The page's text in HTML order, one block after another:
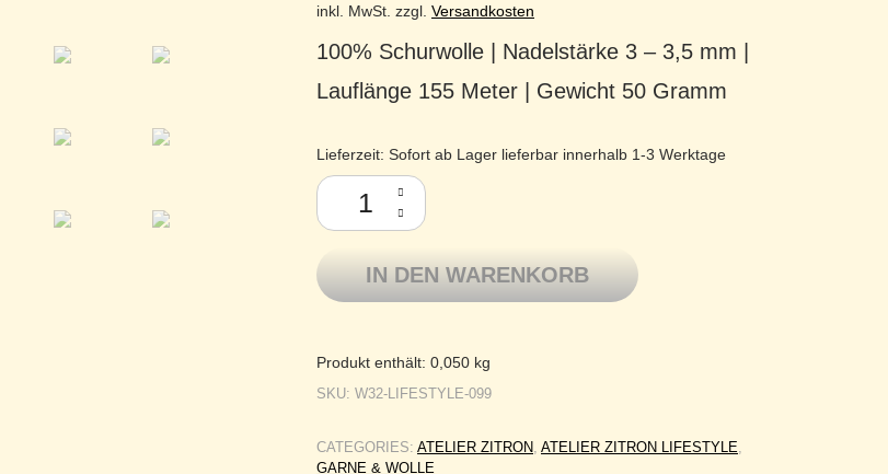
inkl. MwSt. zzgl. Versandkosten
100% Schurwolle | Nadelstärke 3 – 3,5 mm |
Lauflänge 155 Meter | Gewicht 50 Gramm
Lieferzeit: Sofort ab Lager lieferbar innerhalb 1-3 Werktage
Atelier Zitron Merino extrafine Ganzjahresgarn Lifestyle 099 grau Menge
IN DEN WARENKORB
Produkt enthält: 0,050 kg
SKU: W32-LIFESTYLE-099
CATEGORIES: ATELIER ZITRON ATELIER ZITRON LIFESTYLE
GARNE & WOLLE